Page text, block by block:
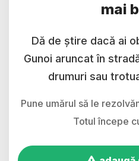
mai
Dă de știre dacă ai
Gunoi aruncat în
drumuri sau
Pune umărul să le
Totul începe